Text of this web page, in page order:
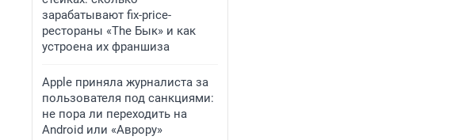
зарабатывают fix-price-
рестораны «The Бык» и как
устроена их франшиза
Apple приняла журналиста за
пользователя под санкциями:
не пора ли переходить на
Android или «Аврору»